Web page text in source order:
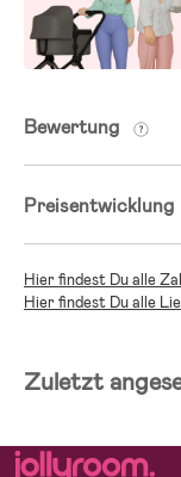
Bewertung
Preisentwicklung
Hier findest Du alle
Hier findest Du alle
Zuletzt